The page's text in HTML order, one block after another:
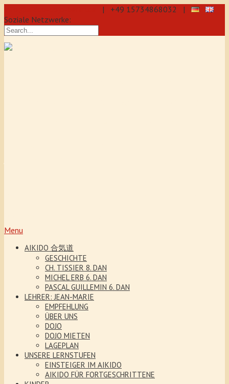
| +49 15734868032 |
Soziale Netzwerke:
Menu
AIKIDO 合気道
GESCHICHTE
CH. TISSIER 8. DAN
MICHEL ERB 6. DAN
PASCAL GUILLEMIN 6. DAN
LEHRER: JEAN-MARIE
EMPFEHLUNG
ÜBER UNS
DOJO
DOJO MIETEN
LAGEPLAN
UNSERE LERNSTUFEN
EINSTEIGER IM AIKIDO
AIKIDO FÜR FORTGESCHRITTENE